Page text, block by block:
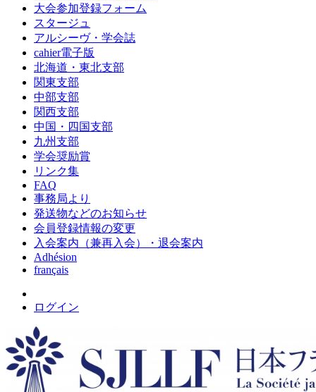
大会参加登録フォーム
スタージュ
アルシーヴ・学会誌
cahier電子版
北海道・東北支部
関東支部
中部支部
関西支部
中国・四国支部
九州支部
学会奨励賞
リンク集
FAQ
事務局より
発送物などのお知らせ
会員登録情報の変更
入会案内（兼再入会）・退会案内
Adhésion
français
ログイン